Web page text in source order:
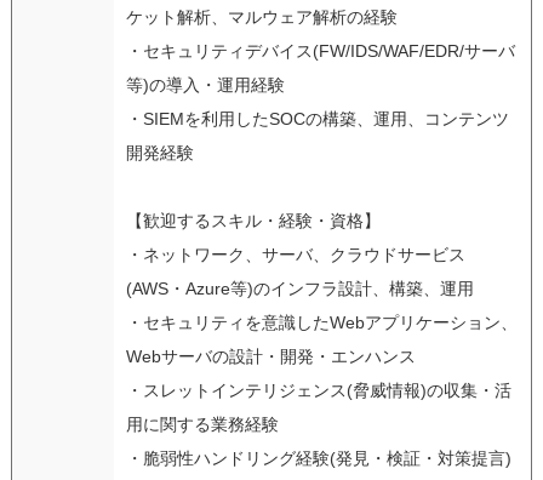
ケット解析、マルウェア解析の経験
・セキュリティデバイス(FW/IDS/WAF/EDR/サーバ
等)の導入・運用経験
・SIEMを利用したSOCの構築、運用、コンテンツ
開発経験
【歓迎するスキル・経験・資格】
・ネットワーク、サーバ、クラウドサービス
(AWS・Azure等)のインフラ設計、構築、運用
・セキュリティを意識したWebアプリケーション、
Webサーバの設計・開発・エンハンス
・スレットインテリジェンス(脅威情報)の収集・活
用に関する業務経験
・脆弱性ハンドリング経験(発見・検証・対策提言)